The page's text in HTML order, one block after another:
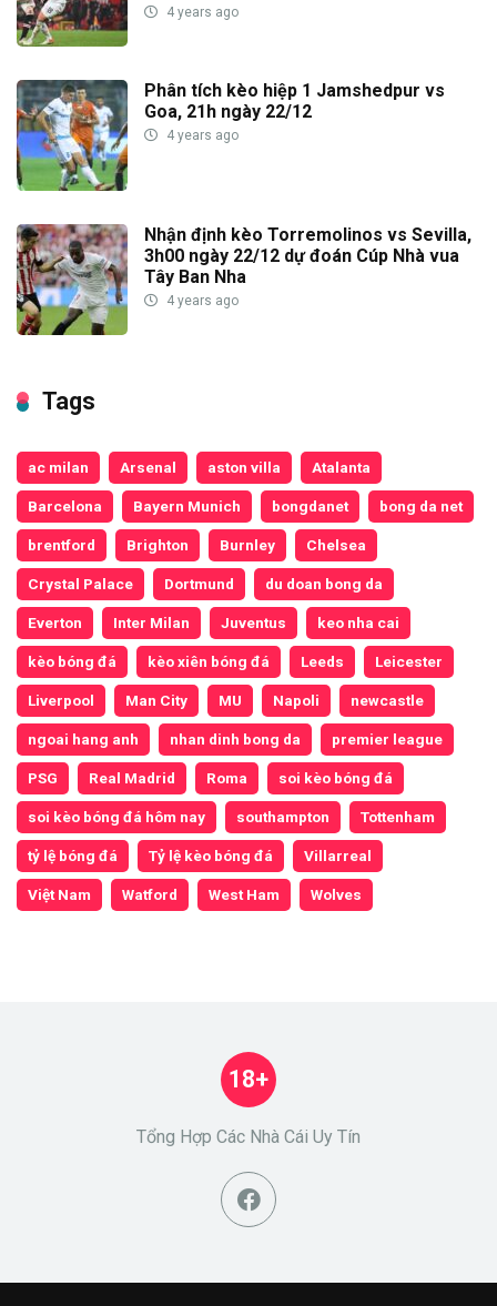
4 years ago
Phân tích kèo hiệp 1 Jamshedpur vs
Goa, 21h ngày 22/12
4 years ago
Nhận định kèo Torremolinos vs Sevilla,
3h00 ngày 22/12 dự đoán Cúp Nhà vua
Tây Ban Nha
4 years ago
Tags
ac milan Arsenal aston villa Atalanta
Barcelona Bayern Munich bongdanet bong da net
brentford Brighton Burnley Chelsea
Crystal Palace Dortmund du doan bong da
Everton Inter Milan Juventus keo nha cai
kèo bóng đá kèo xiên bóng đá Leeds Leicester
Liverpool Man City MU Napoli newcastle
ngoai hang anh nhan dinh bong da premier league
PSG Real Madrid Roma soi kèo bóng đá
soi kèo bóng đá hôm nay southampton Tottenham
tỷ lệ bóng đá Tỷ lệ kèo bóng đá Villarreal
Việt Nam Watford West Ham Wolves
Tổng Hợp Các Nhà Cái Uy Tín
18+